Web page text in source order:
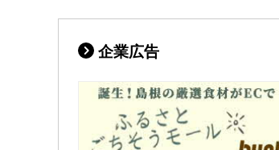
企業広告